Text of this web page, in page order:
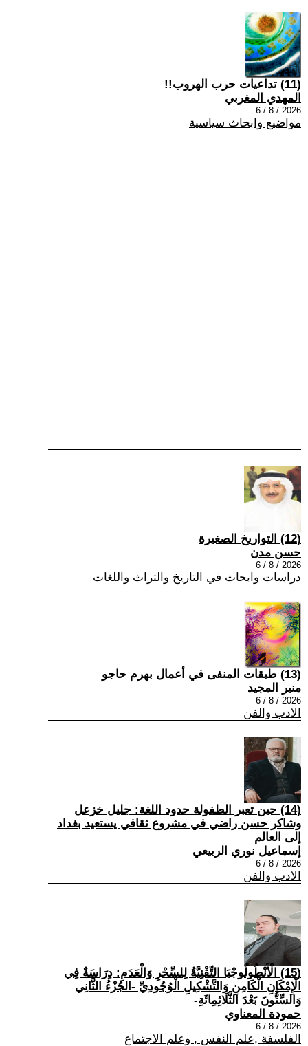
(11) تداعيات حرب الهروب!!
المهدي المغربي
2026 / 8 / 6
مواضيع وابحاث سياسية
(12) التواريخ الصغيرة
حسن مدن
2026 / 8 / 6
دراسات وابحاث في التاريخ والتراث واللغات
(13) طبقات المنفى في أعمال بهرم حاجو
منير المجيد
2026 / 8 / 6
الادب والفن
(14) حين تعبر الطفولة حدود اللغة: جليل خزعل
وشاكر حسن راضي في مشروع ثقافي يستعيد بغداد
إلى العالم
إسماعيل نوري الربيعي
2026 / 8 / 6
الادب والفن
(15) الْأَنْطُولُوجْيَا التِّقْنِيَّةُ لِلسِّحْرِ وَالْعَدَمِ: دِرَاسَةٌ فِي
الْإِمْكَانِ الْكَامِنِ وَالتَّشْكِيلِ الْوُجُودِيِّ -الجُزْءُ الثَّانِي
وَالسِّتُّونَ بَعْدَ الثَّلَاثِمِائَةِ-
حمودة المعناوي
2026 / 8 / 6
الفلسفة ,علم النفس , وعلم الاجتماع